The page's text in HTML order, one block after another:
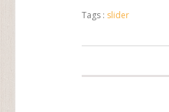
Tags : slider